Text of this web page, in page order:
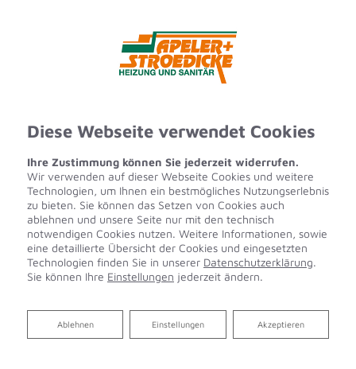
Diese Webseite verwendet Cookies
Ihre Zustimmung können Sie jederzeit widerrufen.
Wir verwenden auf dieser Webseite Cookies und weitere
Technologien, um Ihnen ein bestmögliches Nutzungserlebnis
zu bieten. Sie können das Setzen von Cookies auch
ablehnen und unsere Seite nur mit den technisch
notwendigen Cookies nutzen. Weitere Informationen, sowie
eine detaillierte Übersicht der Cookies und eingesetzten
Technologien finden Sie in unserer Datenschutzerklärung.
Sie können Ihre Einstellungen jederzeit ändern.
Akzeptieren
Einstellungen
Ablehnen
Ablehnen